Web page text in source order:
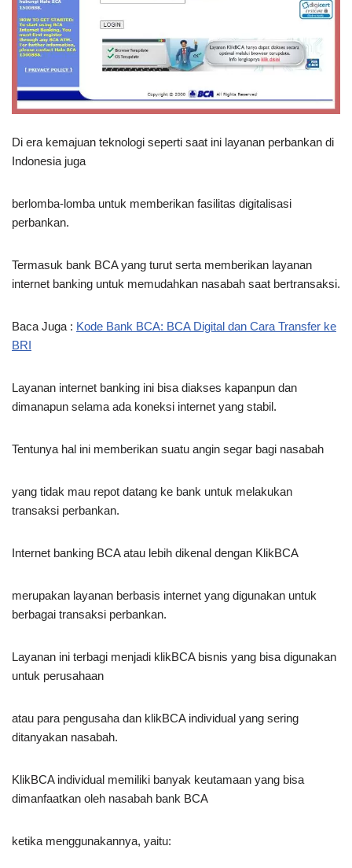
Di era kemajuan teknologi seperti saat ini layanan perbankan di
Indonesia juga
berlomba-lomba untuk memberikan fasilitas digitalisasi
perbankan.
Termasuk bank BCA yang turut serta memberikan layanan
internet banking untuk memudahkan nasabah saat bertransaksi.
Baca Juga : Kode Bank BCA: BCA Digital dan Cara Transfer ke
BRI
Layanan internet banking ini bisa diakses kapanpun dan
dimanapun selama ada koneksi internet yang stabil.
Tentunya hal ini memberikan suatu angin segar bagi nasabah
yang tidak mau repot datang ke bank untuk melakukan
transaksi perbankan.
Internet banking BCA atau lebih dikenal dengan KlikBCA
merupakan layanan berbasis internet yang digunakan untuk
berbagai transaksi perbankan.
Layanan ini terbagi menjadi klikBCA bisnis yang bisa digunakan
untuk perusahaan
atau para pengusaha dan klikBCA individual yang sering
ditanyakan nasabah.
KlikBCA individual memiliki banyak keutamaan yang bisa
dimanfaatkan oleh nasabah bank BCA
ketika menggunakannya, yaitu: